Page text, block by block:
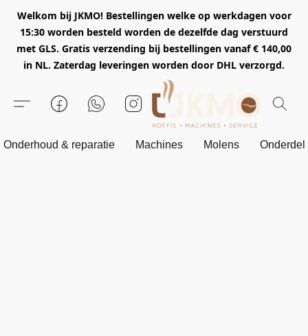
Welkom bij JKMO! Bestellingen welke op werkdagen voor
15:30 worden besteld worden de dezelfde dag verstuurd
met GLS. Gratis verzending bij bestellingen vanaf € 140,00
in NL. Zaterdag leveringen worden door DHL verzorgd.
Onderhoud & reparatie Machines Molens